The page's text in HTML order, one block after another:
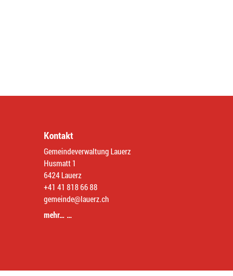
Kontakt
Gemeindeverwaltung Lauerz
Husmatt 1
6424 Lauerz
+41 41 818 66 88
gemeinde@lauerz.ch
mehr… …